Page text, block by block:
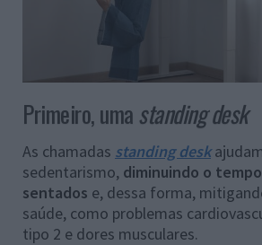
Primeiro, uma standing desk
As chamadas standing desk
sedentarismo, diminuindo o
sentados e, dessa forma,
saúde, como problemas
tipo 2 e dores musculares.